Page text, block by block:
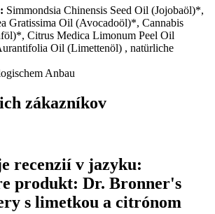
Simmondsia Chinensis Seed Oil (Jojobaöl)*,
Gratissima Oil (Avocadoöl)*, Cannabis
Citrus Medica Limonum Peel Oil
Oil (Limettenöl) , natürliche
Anbau
zákazníkov
recenzií v jazyku:
produkt: Dr. Bronner's
s limetkou a citrónom